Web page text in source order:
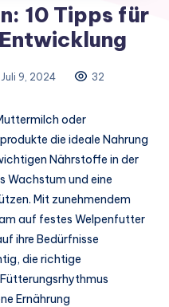
10 Tipps für
Juli 9, 2024 32
oder
die ideale Nahrung
Nährstoffe in der
Wachstum und eine
Mit zunehmendem
auf festes Welpenfutter
ihre Bedürfnisse
die richtige
Ernährung